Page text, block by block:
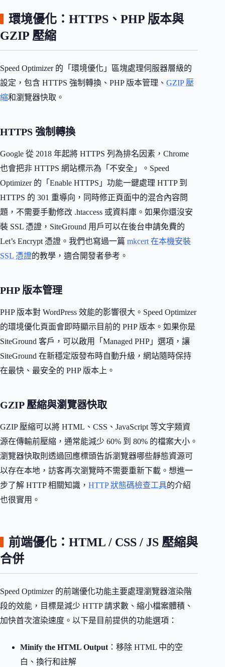
環境優化：HTTPS、PHP 版本與
GZIP 壓縮
Speed Optimizer 的「環境優化」區塊處理伺服器層級的
設定，包含 HTTPS 強制轉換、PHP 版本管理、 GZIP 壓
縮和瀏覽器快取。
HTTPS 強制轉換
Google 從 2018 年起將 HTTPS 列為排名因素，Chrome
也會把非 HTTPS 網站標示為「不安全」。Speed
Optimizer 的「Enable HTTPS」功能一鍵處理 HTTP 到
HTTPS 的 301 重導向，同時修正頁面中的混合內容問
題，不需要手動修改 .htaccess 或資料庫。如果你還沒安
裝 SSL 憑證，SiteGround 用戶可以在後台申請免費的
Let’s Encrypt 憑證。我們也寫過一篇 mkcert 在本機安裝
SSL 憑證的教學，適合開發者參考。
PHP 版本管理
PHP 版本對 WordPress 效能的影響很大。Speed Optimizer
的環境優化頁面會即時顯示目前的 PHP 版本。如果你是
SiteGround 客戶，可以啟用「Managed PHP」選項，讓
SiteGround 在新穩定版發布時自動升級，網站隨時保持
在最快、最安全的 PHP 版本上。
GZIP 壓縮與瀏覽器快取
GZIP 壓縮可以將 HTML、CSS、JavaScript 等文字類資
源在傳輸前壓縮，通常能減少 60% 到 80% 的檔案大小。
瀏覽器快取則透過回應標頭告訴瀏覽器哪些靜態資源可
以存在本地，訪客再次瀏覽時不需要重新下載。想進一
步了解 HTTP 相關知識， HTTP 狀態碼檢查工具的介紹
也很實用。
前端優化：HTML / CSS / JS 壓縮與
合併
Speed Optimizer 的前端優化功能主要處理瀏覽器渲染階
段的效能，目標是減少 HTTP 請求數、縮小檔案體積、
加快首次渲染速度。以下是目前提供的功能選項：
Minify the HTML Output ：移除 HTML 中的空
白、換行和註解